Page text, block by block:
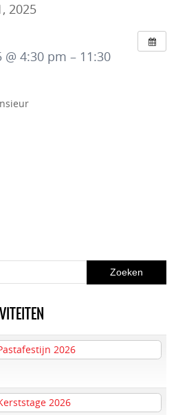
2025
4:30 pm – 11:30
2026
2026